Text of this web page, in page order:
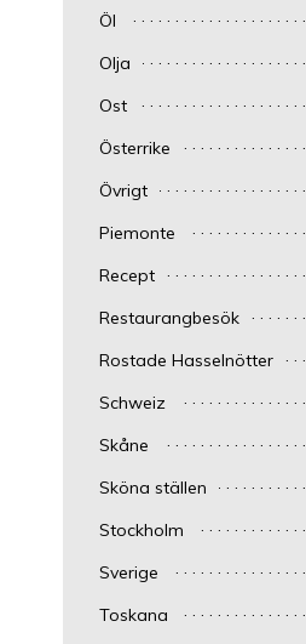
Öl
Olja
Ost
Österrike
Övrigt
Piemonte
Recept
Restaurangbesök
Rostade Hasselnötter
Schweiz
Skåne
Sköna ställen
Stockholm
Sverige
Toskana